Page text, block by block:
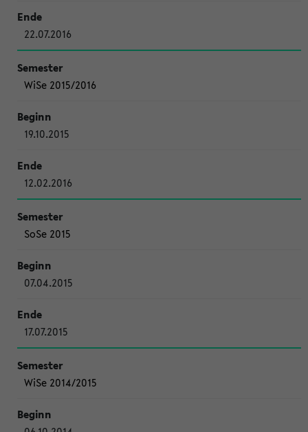
22.07.2016
WiSe 2015/2016
19.10.2015
12.02.2016
SoSe 2015
07.04.2015
17.07.2015
WiSe 2014/2015